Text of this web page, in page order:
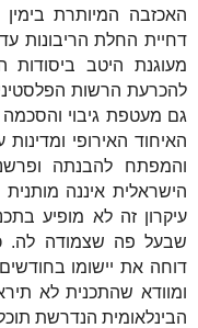
האכזבה המיותרת
דחיית החלת הריבונות
מעוגנת היטב ביסודות
להכרעת הרשות
גם מעטפת גיבוי והסכמה
האיחוד האירופי
והמפתח להבנתה
הישראלית איננה
עיקרון זה לא מופיע
שבעל פה שצמודה לה.
דוחה את יישומו
ומוודא שהתכנית לא
הבינלאומית הנדרשת